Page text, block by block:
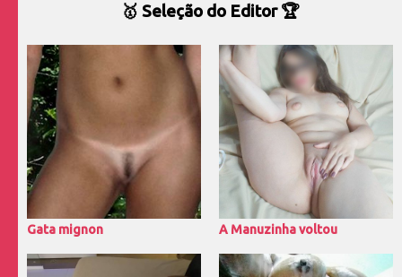
🥇 Seleção do Editor 🏆
Gata mignon A Manuzinha voltou